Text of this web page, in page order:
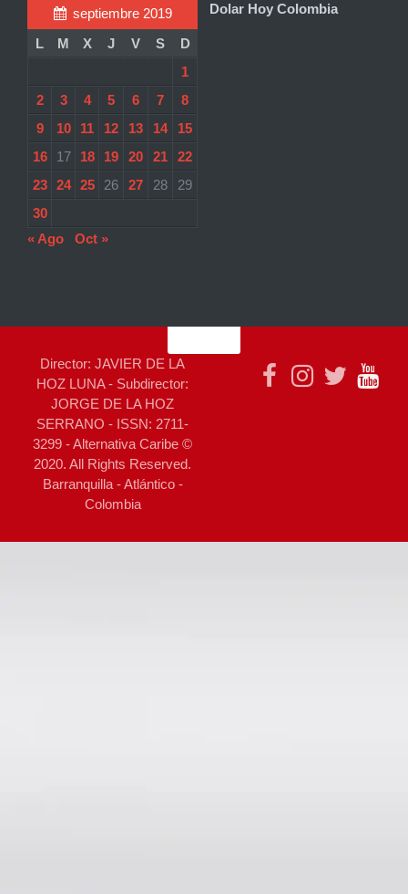
septiembre 2019
L
M X J V S
D
1
2
3 4 5 6 7
8
9
10 11 12 13 14
15
16
17 18 19 20 21
22
23
24 25 26 27 28
29
30
« Ago
Oct »
Dolar Hoy Colombia
Director: JAVIER DE LA
HOZ LUNA - Subdirector:
JORGE DE LA HOZ
SERRANO - ISSN: 2711-
3299 - Alternativa Caribe ©
2020. All Rights Reserved.
Barranquilla - Atlántico -
Colombia